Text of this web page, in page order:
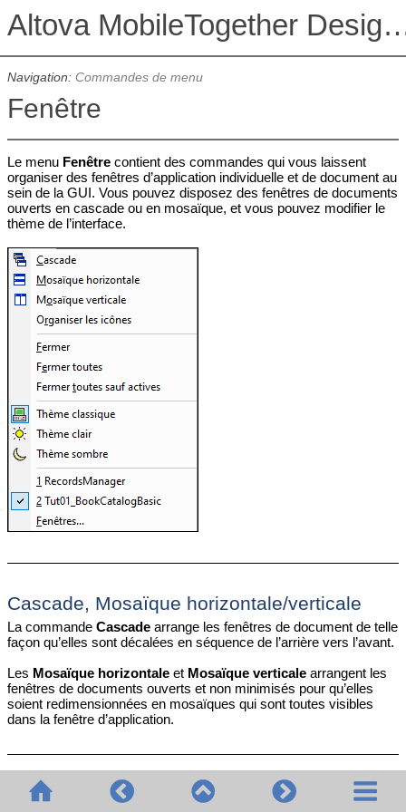
Altova
Navigation: Commandes de menu
Fenêtre
Le menu Fenêtrecontient des commandes qui vous laissent
organiser des fenêtres d’application individuelle et de document au
sein de la GUI. Vous pouvez disposez des fenêtres de documents
ouverts en cascade ou en mosaïque, et vous pouvez modifier le
thème de l’interface.
Cascade, Mosaïque horizontale/verticale
La commande Cascadearrange les fenêtres de document de telle
façon qu’elles sont décalées en séquence de l’arrière vers l’avant.
Les Mosaïque horizontaleet Mosaïque verticalearrangent les
fenêtres de documents ouverts et non minimisés pour qu’elles
soient redimensionnées en mosaïques qui sont toutes visibles
dans la fenêtre d’application.
Commandes Fermer